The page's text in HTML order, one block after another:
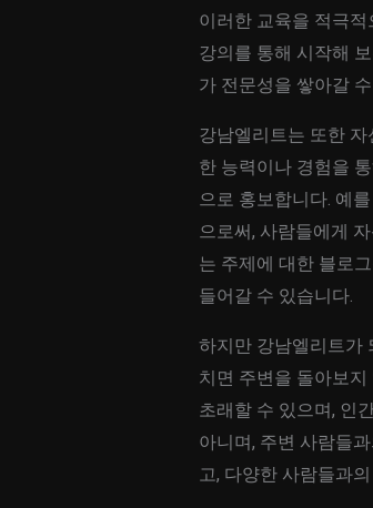
이러한 교육을 적극
강의를 통해 시작해
가 전문성을 쌓아갈
강남엘리트는 또한
한 능력이나 경험을
으로 홍보합니다. 예
으로써, 사람들에게
는 주제에 대한 블로
들어갈 수 있습니다.
하지만 강남엘리트가
치면 주변을 돌아보
초래할 수 있으며, 인
아니며, 주변 사람들
고, 다양한 사람들과